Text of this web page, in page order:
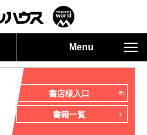
Menu
書店様入口
書籍一覧